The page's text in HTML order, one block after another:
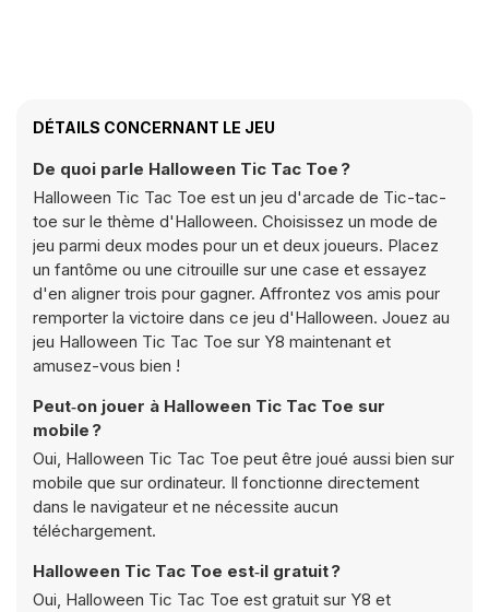
DÉTAILS CONCERNANT LE JEU
De quoi parle Halloween Tic Tac Toe ?
Halloween Tic Tac Toe est un jeu d'arcade de Tic-tac-
toe sur le thème d'Halloween. Choisissez un mode de
jeu parmi deux modes pour un et deux joueurs. Placez
un fantôme ou une citrouille sur une case et essayez
d'en aligner trois pour gagner. Affrontez vos amis pour
remporter la victoire dans ce jeu d'Halloween. Jouez au
jeu Halloween Tic Tac Toe sur Y8 maintenant et
amusez-vous bien !
Peut‑on jouer à Halloween Tic Tac Toe sur
mobile ?
Oui, Halloween Tic Tac Toe peut être joué aussi bien sur
mobile que sur ordinateur. Il fonctionne directement
dans le navigateur et ne nécessite aucun
téléchargement.
Halloween Tic Tac Toe est‑il gratuit ?
Oui, Halloween Tic Tac Toe est gratuit sur Y8 et